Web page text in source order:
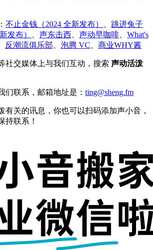
不止金钱（2024 全新发布）
跳进兔子
发布）
声东击西 声动早咖啡
What's
反潮流俱乐部 泡腾 VC 商业WHY酱
社交媒体上与我们互动，搜索 声动活泼
们联系，邮箱地址是： ting@sheng.fm
有关的讯息，你也可以扫码添加声小音，
持联系！